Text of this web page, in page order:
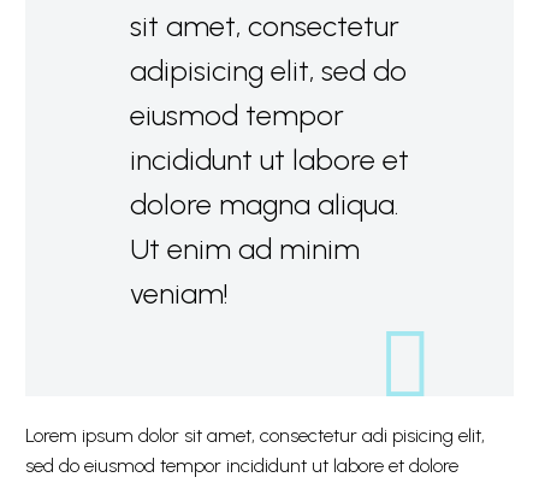
sit amet, consectetur
adipisicing elit, sed do
eiusmod tempor
incididunt ut labore et
dolore magna aliqua.
Ut enim ad minim
veniam!
Lorem ipsum dolor sit amet, consectetur adi pisicing elit,
sed do eiusmod tempor incididunt ut labore et dolore